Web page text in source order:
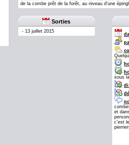
de la combe prêt de la forêt, au niveau d'une
Sorties
- 13 juillet 2015
sous
et
c'est